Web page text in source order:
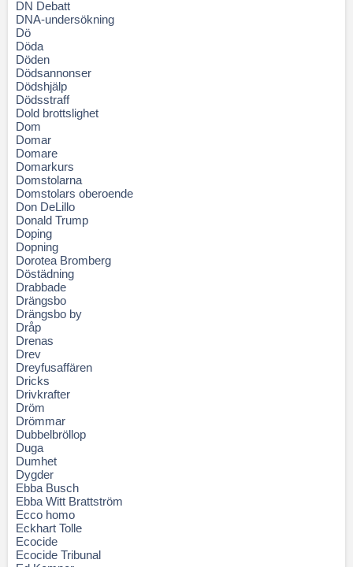
DN Debatt
DNA-undersökning
Dö
Döda
Döden
Dödsannonser
Dödshjälp
Dödsstraff
Dold brottslighet
Dom
Domar
Domare
Domarkurs
Domstolarna
Domstolars oberoende
Don DeLillo
Donald Trump
Doping
Dopning
Dorotea Bromberg
Döstädning
Drabbade
Drängsbo
Drängsbo by
Dråp
Drenas
Drev
Dreyfusaffären
Dricks
Drivkrafter
Dröm
Drömmar
Dubbelbröllop
Duga
Dumhet
Dygder
Ebba Busch
Ebba Witt Brattström
Ecco homo
Eckhart Tolle
Ecocide
Ecocide Tribunal